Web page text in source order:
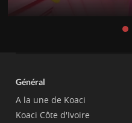
Général
A la une de Koaci
Koaci Côte d'Ivoire